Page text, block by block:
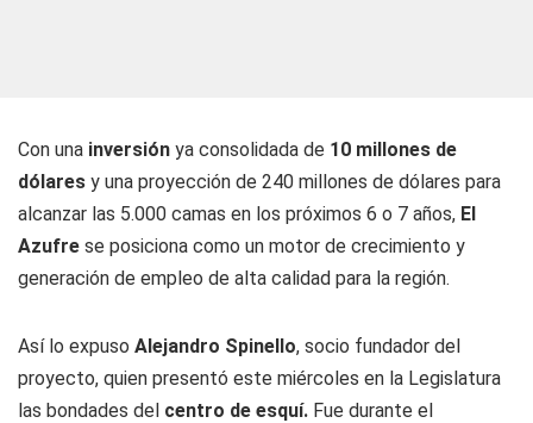
Con una inversión ya consolidada de 10 millones de
dólares y una proyección de 240 millones de dólares para
alcanzar las 5.000 camas en los próximos 6 o 7 años, El
Azufre se posiciona como un motor de crecimiento y
generación de empleo de alta calidad para la región.
Así lo expuso Alejandro Spinello, socio fundador del
proyecto, quien presentó este miércoles en la Legislatura
las bondades del centro de esquí. Fue durante el